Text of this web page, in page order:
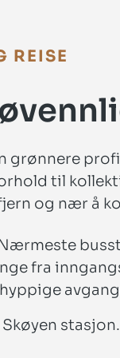
REISE
grønnere
til
og nær å
fra